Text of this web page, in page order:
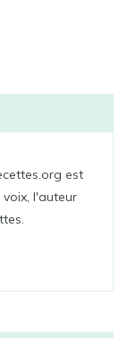
est
l'auteur